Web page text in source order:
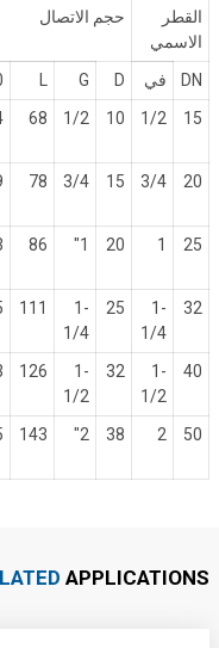
القطر
الاسمي
حجم الاتصال
DN في D
G
15
1/2
10
1/2
68
20
3/4
15
3/4
78
25
1
20
1"
86
32
1-
1/4
25
1-
1/4
111
40
1-
1/2
32
1-
1/2
126
50
2
38
2"
143
APPLICATIONS